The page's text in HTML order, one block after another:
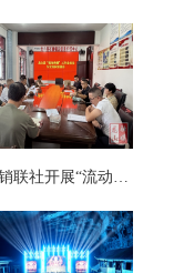
县供销联社开展“流动供销”业务及安全知识专项培训